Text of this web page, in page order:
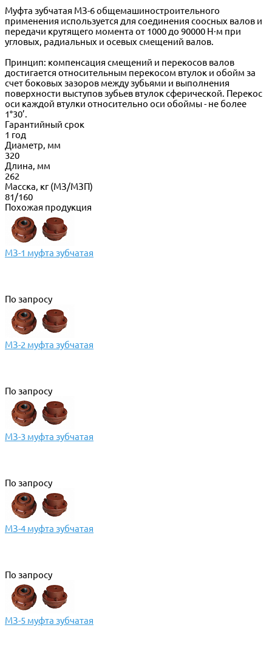
Муфта зубчатая МЗ-6 общемашиностроительного
применения используется для соединения соосных валов и
передачи крутящего момента от 1000 до 90000 Н·м при
угловых, радиальных и осевых смещений валов.
Принцип: компенсация смещений и перекосов валов
достигается относительным перекосом втулок и обойм за
счет боковых зазоров между зубьями и выполнения
поверхности выступов зубьев втулок сферической. Перекос
оси каждой втулки относительно оси обоймы - не более
1°30’.
Гарантийный срок
1 год
Диаметр, мм
320
Длина, мм
262
Масска, кг (МЗ/МЗП)
81/160
Похожая продукция
МЗ-1 муфта зубчатая
По запросу
МЗ-2 муфта зубчатая
По запросу
МЗ-3 муфта зубчатая
По запросу
МЗ-4 муфта зубчатая
По запросу
МЗ-5 муфта зубчатая